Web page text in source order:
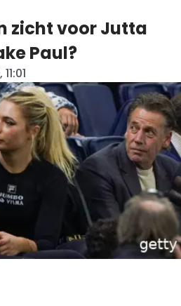
zicht voor Jutta
Paul?